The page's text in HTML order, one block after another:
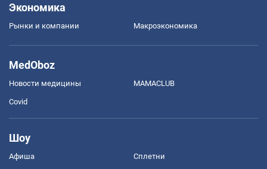
Экономика
Рынки и компании Mакроэкономика
MedOboz
Новости медицины MAMACLUB
Covid
Шоу
Афиша Сплетни